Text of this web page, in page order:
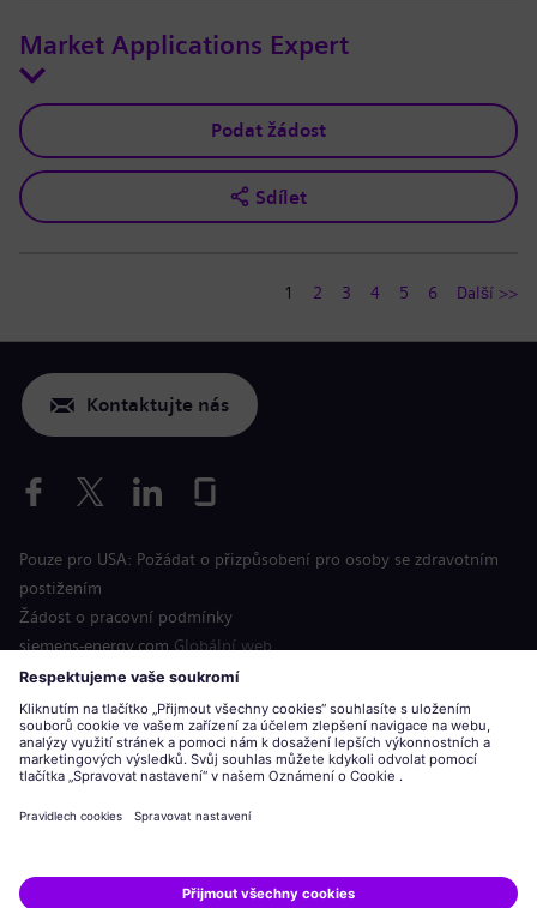
Market Applications Expert
Podat žádost
Sdílet
1 2 3 4 5 6 Další >>
Kontaktujte nás
Pouze pro USA: Požádat o přizpůsobení pro osoby se zdravotním
postižením
Žádost o pracovní podmínky
siemens-energy.com Globální web
Informace o společnosti
Oznámení o ochraně osobních údajů
Oznámení o souborech cookie
Podmínky použití
Digitální identifikační číslo
Siemens AG.